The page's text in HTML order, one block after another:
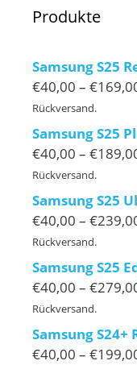
Produkte
Samsung S25
€40,00 – €
Rückversand.
Samsung S25
€40,00 – €
Rückversand.
Samsung S25
€40,00 – €
Rückversand.
Samsung S25
€40,00 – €
Rückversand.
Samsung S24+
€40,00 – €